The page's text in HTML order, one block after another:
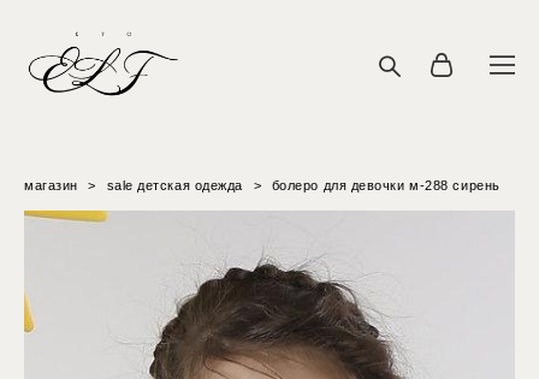
магазин > sale детская одежда > болеро для девочки м-288 сирень